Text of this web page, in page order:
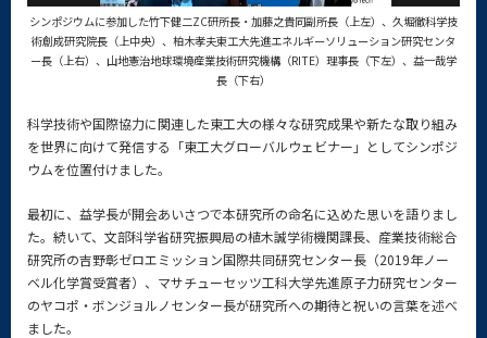
シンポジウムに参加した竹下健二ZC研所長・加藤之貴同副所長（上左）、久堀徹科学技
術創成研究院長（上中央）、柏木孝夫東工大先進エネルギーソリューション研究センタ
ー長（上右）、山地憲治地球環境産業技術研究機構（RITE）理事長（下左）、益一哉学
長（下右）
科学技術や国際協力に関連した東工大の様々な研究成果や新たな取り組み
を世界に向けて発信する「東工大グローバルウェビナー」としてシンポジ
ウムを位置付けました。
最初に、益学長が開会あいさつで本研究所の命名に込めた思いを語りまし
た。続いて、文部科学省研究振興局の植木誠学術機関課長、産業技術総合
研究所の吉野彰ゼロエミッション国際共同研究センター長（2019年ノー
ベル化学賞受賞者）、マサチューセッツ工科大学先進原子力研究センター
のヤコポ・ボンジョルノセンター長が研究所への期待と祝いの言葉を述べ
ました。